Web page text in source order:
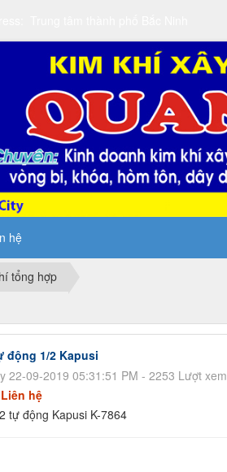
hệ
tổng hợp
động 1/2 Kapusi
22-09-2019 05:31:51 PM - 2253 Lượt xem
Liên hệ
tự động Kapusi K-7864